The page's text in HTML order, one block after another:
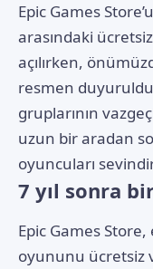
Epic Games
arasındaki
açılırken,
resmen
gruplarının
uzun bir aradan
oyuncuları
7 yıl sonra
Epic Games
oyununu ücretsiz